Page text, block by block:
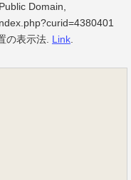
Domain,
の表示法. Link.